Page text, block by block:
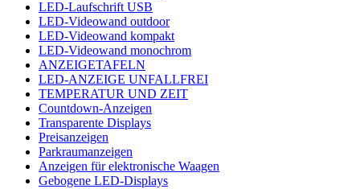
LED-Laufschrift USB
LED-Videowand outdoor
LED-Videowand kompakt
LED-Videowand monochrom
ANZEIGETAFELN
LED-ANZEIGE UNFALLFREI
TEMPERATUR UND ZEIT
Countdown-Anzeigen
Transparente Displays
Preisanzeigen
Parkraumanzeigen
Anzeigen für elektronische Waagen
Gebogene LED-Displays